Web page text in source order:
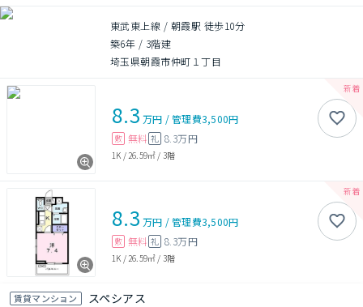
東武東上線 / 朝霞駅 徒歩10分
築6年 / 3階建
埼玉県朝霞市仲町１丁目
8.3 万円 /管理費3,500円
敷 無料 礼 8.3万円
1K / 26.59㎡ / 3階
8.3 万円 /管理費3,500円
敷 無料 礼 8.3万円
1K / 26.59㎡ / 3階
賃貸マンション スペシアス